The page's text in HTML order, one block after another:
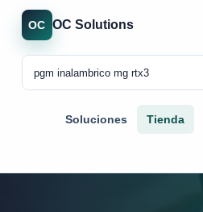
OC OC Solutions
Soluciones Tienda